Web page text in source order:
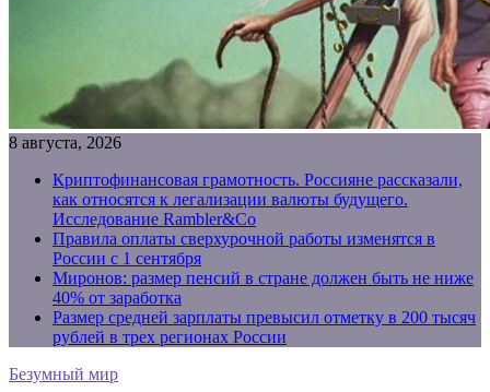
8 августа, 2026
Криптофинансовая грамотность. Россияне рассказали,
как относятся к легализации валюты будущего.
Исследование Rambler&Co
Правила оплаты сверхурочной работы изменятся в
России с 1 сентября
Миронов: размер пенсий в стране должен быть не ниже
40% от заработка
Размер средней зарплаты превысил отметку в 200 тысяч
рублей в трех регионах России
Безумный мир